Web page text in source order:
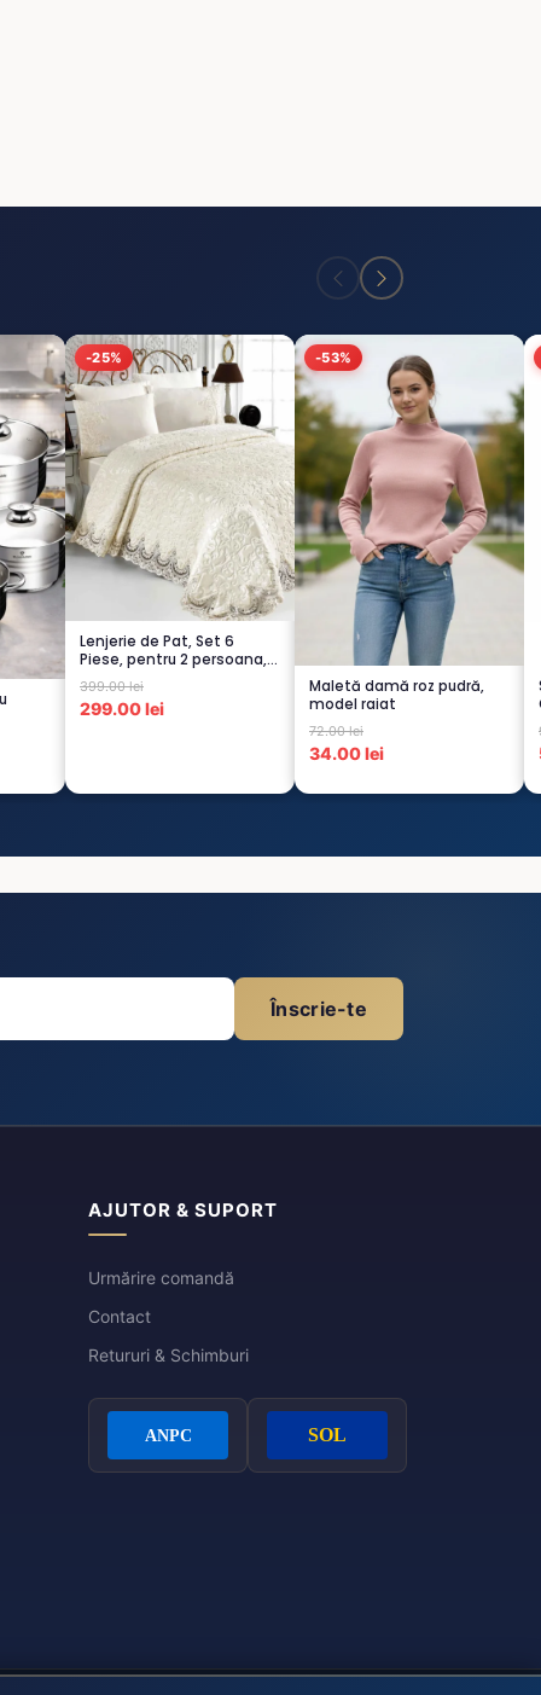
-25%
Lenjerie de Pat, Set 6
Piese, pentru 2 persoana,
CREM-4...
399.00 lei
299.00 lei
-53%
Maletă damă roz pudră,
model raiat
72.00 lei
34.00 lei
Înscrie-te
AJUTOR & SUPORT
Urmărire comandă
Contact
Retururi & Schimburi